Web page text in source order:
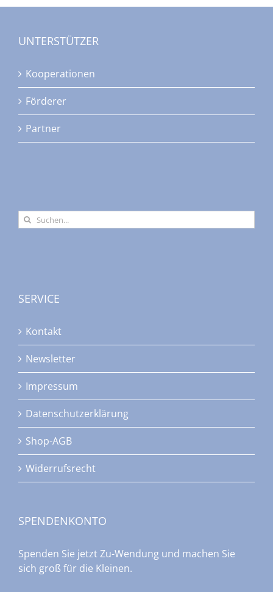
Produktseite
werden
UNTERSTÜTZER
Kooperationen
Förderer
Partner
Suche
nach:
SERVICE
Kontakt
Newsletter
Impressum
Datenschutzerklärung
Shop-AGB
Widerrufsrecht
SPENDENKONTO
Spenden Sie jetzt Zu-Wendung und machen Sie
sich groß für die Kleinen.